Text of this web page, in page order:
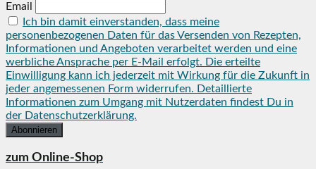
Email
Ich bin damit einverstanden, dass meine
personenbezogenen Daten für das Versenden von Rezepten,
Informationen und Angeboten verarbeitet werden und eine
werbliche Ansprache per E-Mail erfolgt. Die erteilte
Einwilligung kann ich jederzeit mit Wirkung für die Zukunft in
jeder angemessenen Form widerrufen. Detaillierte
Informationen zum Umgang mit Nutzerdaten findest Du in
der Datenschutzerklärung.
zum Online-Shop